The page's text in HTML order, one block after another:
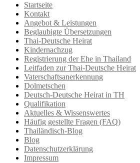
Startseite
Kontakt
Angebot & Leistungen
Beglaubigte Übersetzungen
Thai-Deutsche Heirat
Kindernachzug
Registrierung der Ehe in Thailand
Leitfaden zur Thai-Deutsche Heirat
Vaterschaftsanerkennung
Dolmetschen
Deutsch-Deutsche Heirat in TH
Qualifikation
Aktuelles & Wissenswertes
Häufig gestellte Fragen (FAQ)
Thailändisch-Blog
Blog
Datenschutzerklärung
Impressum